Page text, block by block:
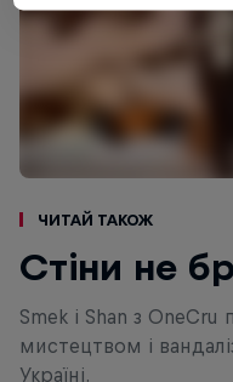
Читай також
Стіни не
Smek і Shan з
мистецтвом і
Україні.